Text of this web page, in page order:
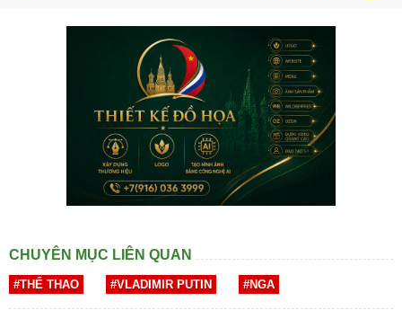
CHUYÊN MỤC LIÊN QUAN
#THỂ THAO #VLADIMIR PUTIN #NGA